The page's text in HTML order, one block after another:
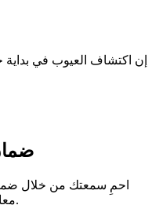
إن اكتشاف العيوب في بداية
احمِ سمعتك من خلال
معايير الجودة البصرية العالية الخاصة بك.